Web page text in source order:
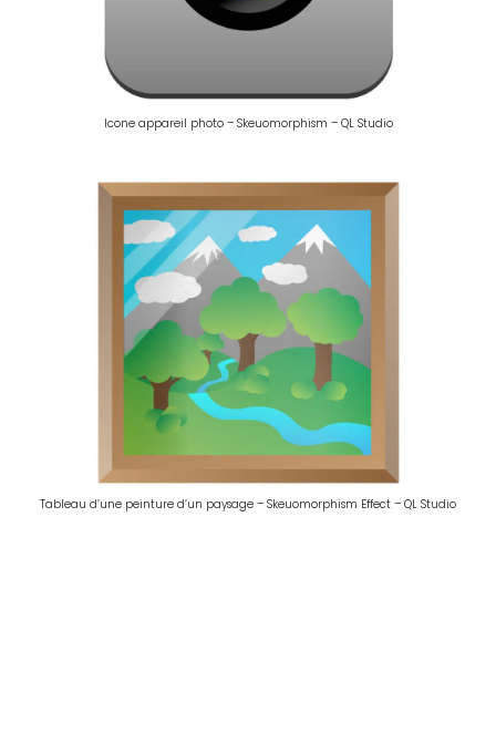
Icone appareil photo – Skeuomorphism – QL Studio
Tableau d’une peinture d’un paysage – Skeuomorphism Effect – QL Studio